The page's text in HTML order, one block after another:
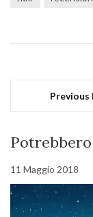
Previous
11 Maggio 2018